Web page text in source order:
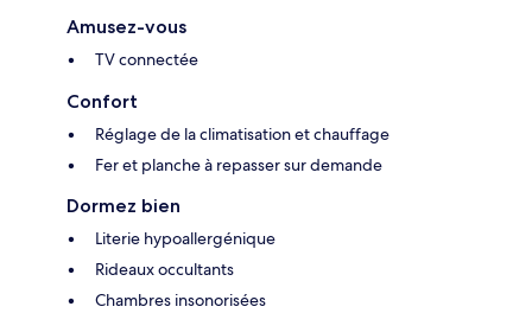
Amusez-vous
TV connectée
Confort
Réglage de la climatisation et chauffage
Fer et planche à repasser sur demande
Dormez bien
Literie hypoallergénique
Rideaux occultants
Chambres insonorisées